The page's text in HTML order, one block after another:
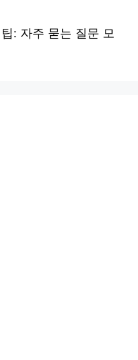
: 자주 묻는 질문 모